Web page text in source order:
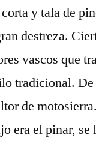
y tala de
destreza.
vascos que
tradicional.
de
era el pinar, se